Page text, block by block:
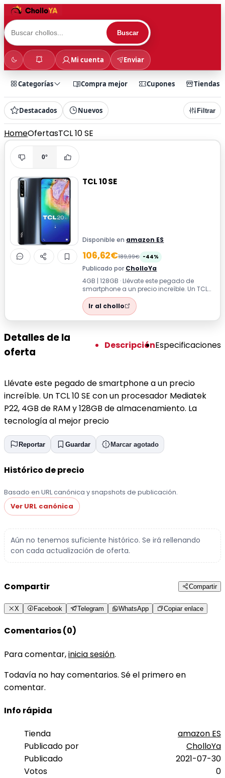
Buscar
Mi cuenta Enviar
Categorías Compra mejor Cupones Tiendas
Destacados Nuevos Filtrar
HomeOfertasTCL 10 SE
0°
TCL 10 SE
Disponible en amazon ES
106,62€189,99€ -44%
Publicado por CholloYa
4GB | 128GB · Llévate este pegado de
smartphone a un precio increíble. Un TCL
10 SE con un procesador Mediatek P22, 4...
Ir al chollo
Detalles de la
oferta
DescripciónEspecificaciones
Llévate este pegado de smartphone a un precio
increíble. Un TCL 10 SE con un procesador Mediatek
P22, 4GB de RAM y 128GB de almacenamiento. La
tecnología al mejor precio
Reportar Guardar Marcar agotado
Histórico de precio
Basado en URL canónica y snapshots de publicación.
Ver URL canónica
Aún no tenemos suficiente histórico. Se irá rellenando
con cada actualización de oferta.
Compartir Compartir
X Facebook Telegram WhatsApp Copiar enlace
Comentarios (0)
Para comentar,inicia sesión.
Todavía no hay comentarios. Sé el primero en
comentar.
Info rápida
Tienda
amazon ES
Publicado por
CholloYa
Publicado
2021-07-30
Votos
0